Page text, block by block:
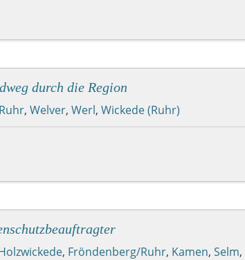
durch die Region
, Welver, Werl, Wickede (Ruhr)
, Fröndenberg/Ruhr, Kamen, Selm,